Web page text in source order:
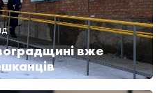
вже